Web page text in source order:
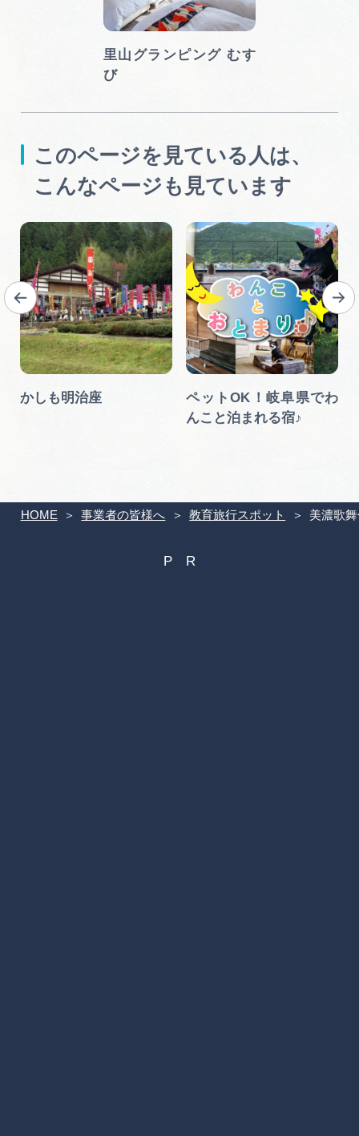
HOME 事業者の皆様へ 教育旅行スポット 美濃歌
里山グランピング むす
び
このページを見ている人は、
こんなページも見ています
かしも明治座
ペットOK！岐阜県でわ
んこと泊まれる宿♪